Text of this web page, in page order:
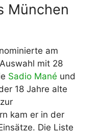
München
am
mit 28
Sadio Mané und
18 Jahre alte
kam er in der
Die Liste